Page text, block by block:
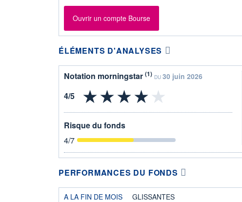
Ouvrir un compte Bourse
ÉLÉMENTS D'ANALYSES
Notation morningstar (1) DU 30 juin 2026
Risque du fonds
4/7
PERFORMANCES DU FONDS
A LA FIN DE MOIS GLISSANTES